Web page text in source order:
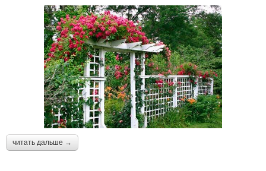
читать дальше →